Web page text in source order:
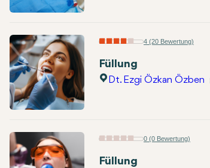
4 (20 Bewertung)
Füllung
Dt. Ezgi Özkan Özben
0 (0 Bewertung)
Füllung